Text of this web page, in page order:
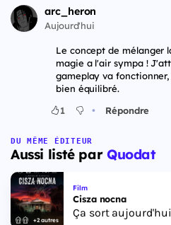
arc_heron
Aujourd'hui
Le concept de mélanger
magie a l'air sympa !
gameplay va
bien équilibré.
1
• Répondre
DU MÊME ÉDITEUR
Aussi listé par Quodat
+2 autres
Film
Cisza nocna
Ça sort